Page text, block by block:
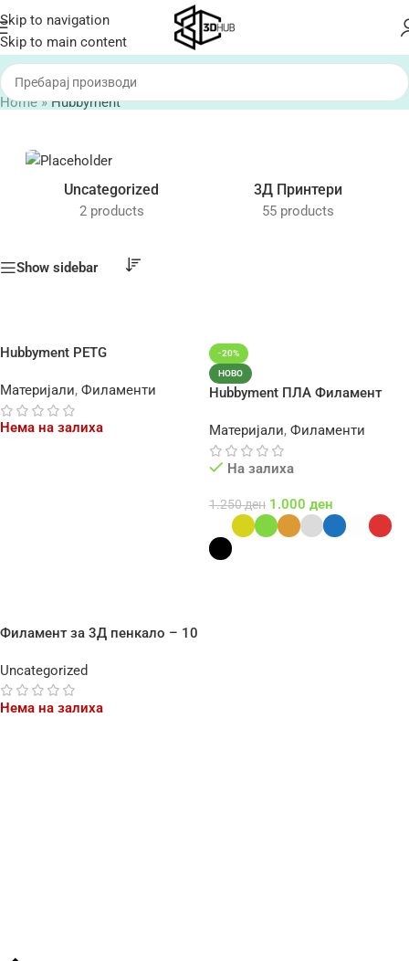
Skip to navigation
Skip to main content
Home»Hubbyment
Uncategorized
2 products
3Д Принтери
55 products
Show sidebar
Hubbyment PETG
Материјали, Филаменти
Нема на залиха
-20%
НОВО
Hubbyment ПЛА Филамент
Материјали, Филаменти
На залиха
1.250ден 1.000 ден
Филамент за 3Д пенкало – 10
Uncategorized
Нема на залиха